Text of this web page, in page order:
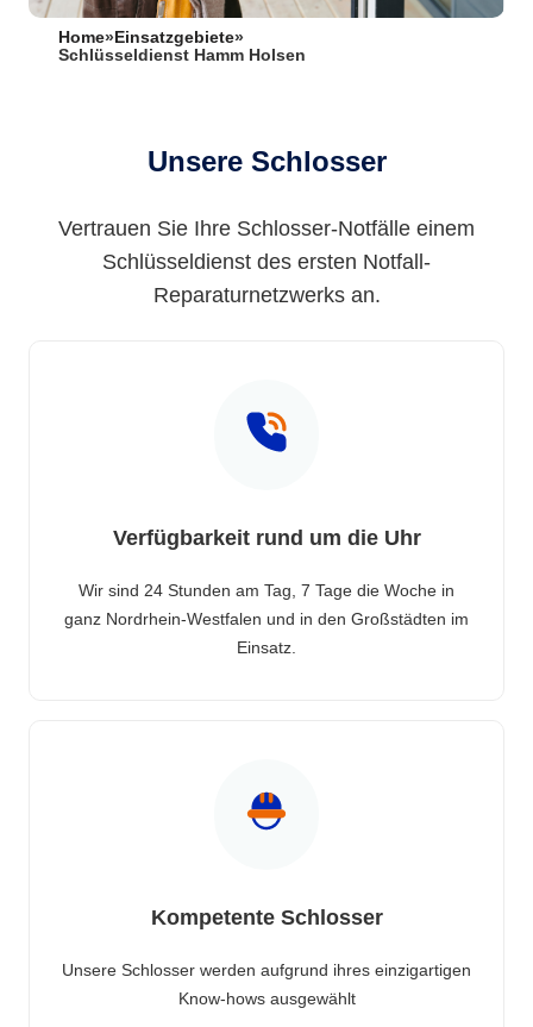
Home» Einsatzgebiete»
Schlüsseldienst Hamm Holsen
Unsere Schlosser
Vertrauen Sie Ihre Schlosser-Notfälle einem
Schlüsseldienst des ersten Notfall-
Reparaturnetzwerks an.
Verfügbarkeit rund um die Uhr
Wir sind 24 Stunden am Tag, 7 Tage die Woche in
ganz Nordrhein-Westfalen und in den Großstädten im
Einsatz.
Kompetente Schlosser
Unsere Schlosser werden aufgrund ihres einzigartigen
Know-hows ausgewählt